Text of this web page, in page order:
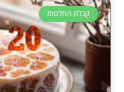
קבלת החלטות